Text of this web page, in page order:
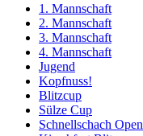
1. Mannschaft
2. Mannschaft
3. Mannschaft
4. Mannschaft
Jugend
Kopfnuss!
Blitzcup
Sülze Cup
Schnellschach Open